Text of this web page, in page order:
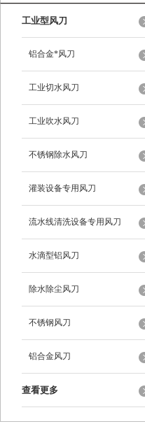
工业型风刀
铝合金*风刀
工业切水风刀
工业吹水风刀
不锈钢除水风刀
灌装设备专用风刀
流水线清洗设备专用风刀
水滴型铝风刀
除水除尘风刀
不锈钢风刀
铝合金风刀
查看更多